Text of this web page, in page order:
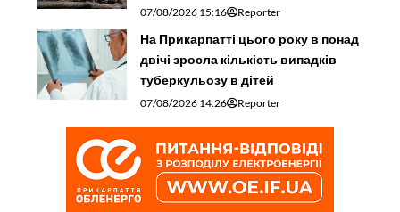
07/08/2026 15:16 Reporter
На Прикарпатті цього року в понад
двічі зросла кількість випадків
туберкульозу в дітей
07/08/2026 14:26 Reporter